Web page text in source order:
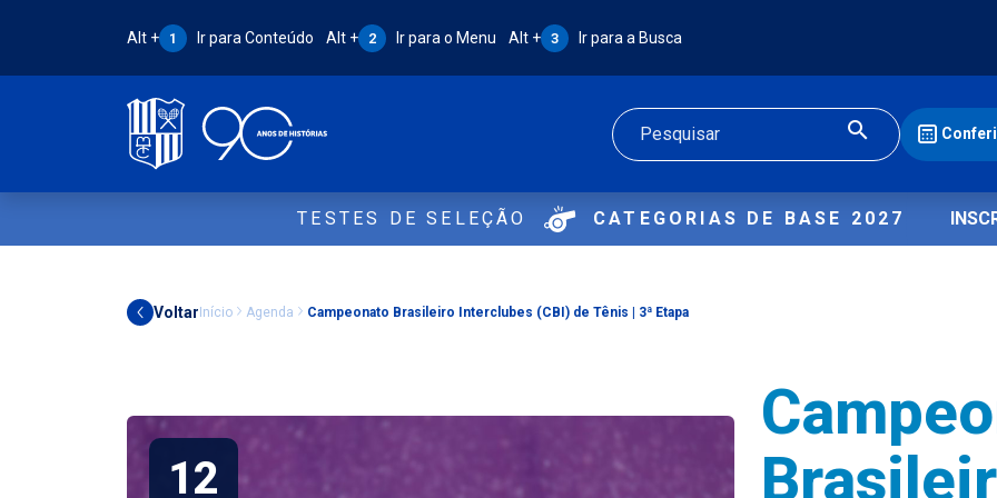
Atalho Alt + 1:
Alt + 1 Ir para Conteúdo Atalho Alt + 2:
Alt + 2 Ir para o Menu Atalho Alt + 3:
Alt + 3 Ir para a Busca
Buscar
TESTES DE SELEÇÃO CATEGORIAS DE BASE 2027
Voltar Início Agenda Campeonato Brasileiro Interclubes (CBI) de Tênis | 3ª Etapa
12